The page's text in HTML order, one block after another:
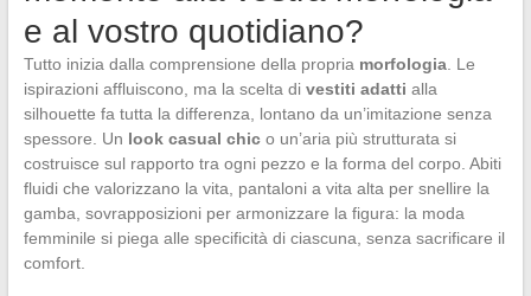
e al vostro quotidiano?
Tutto inizia dalla comprensione della propria morfologia. Le
ispirazioni affluiscono, ma la scelta di vestiti adatti alla
silhouette fa tutta la differenza, lontano da un’imitazione senza
spessore. Un look casual chico un’aria più strutturata si
costruisce sul rapporto tra ogni pezzo e la forma del corpo. Abiti
fluidi che valorizzano la vita, pantaloni a vita alta per snellire la
gamba, sovrapposizioni per armonizzare la figura: la moda
femminile si piega alle specificità di ciascuna, senza sacrificare il
comfort.